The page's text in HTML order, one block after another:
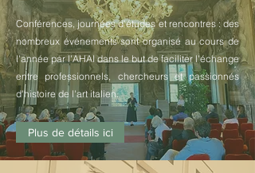
Conférences, journées d'études et rencontres : des
nombreux événements sont organisé au cours de
l'année par l'AHAI dans le but de faciliter l'échange
entre professionnels, chercheurs et passionnés
d'histoire de l'art italien.
Plus de détails ici